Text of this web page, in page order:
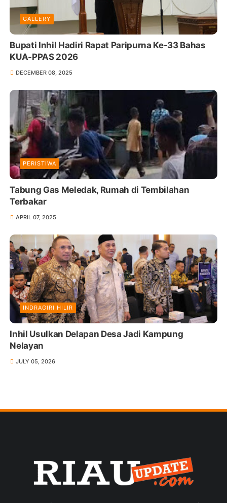
GALLERY
Bupati Inhil Hadiri Rapat Paripurna Ke-33 Bahas
KUA-PPAS 2026
DECEMBER 08, 2025
PERISTIWA
Tabung Gas Meledak, Rumah di Tembilahan
Terbakar
APRIL 07, 2025
INDRAGIRI HILIR
Inhil Usulkan Delapan Desa Jadi Kampung
Nelayan
JULY 05, 2026